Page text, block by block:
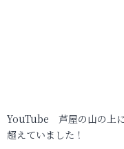
YouTube 芦屋の山の上
超えていました！